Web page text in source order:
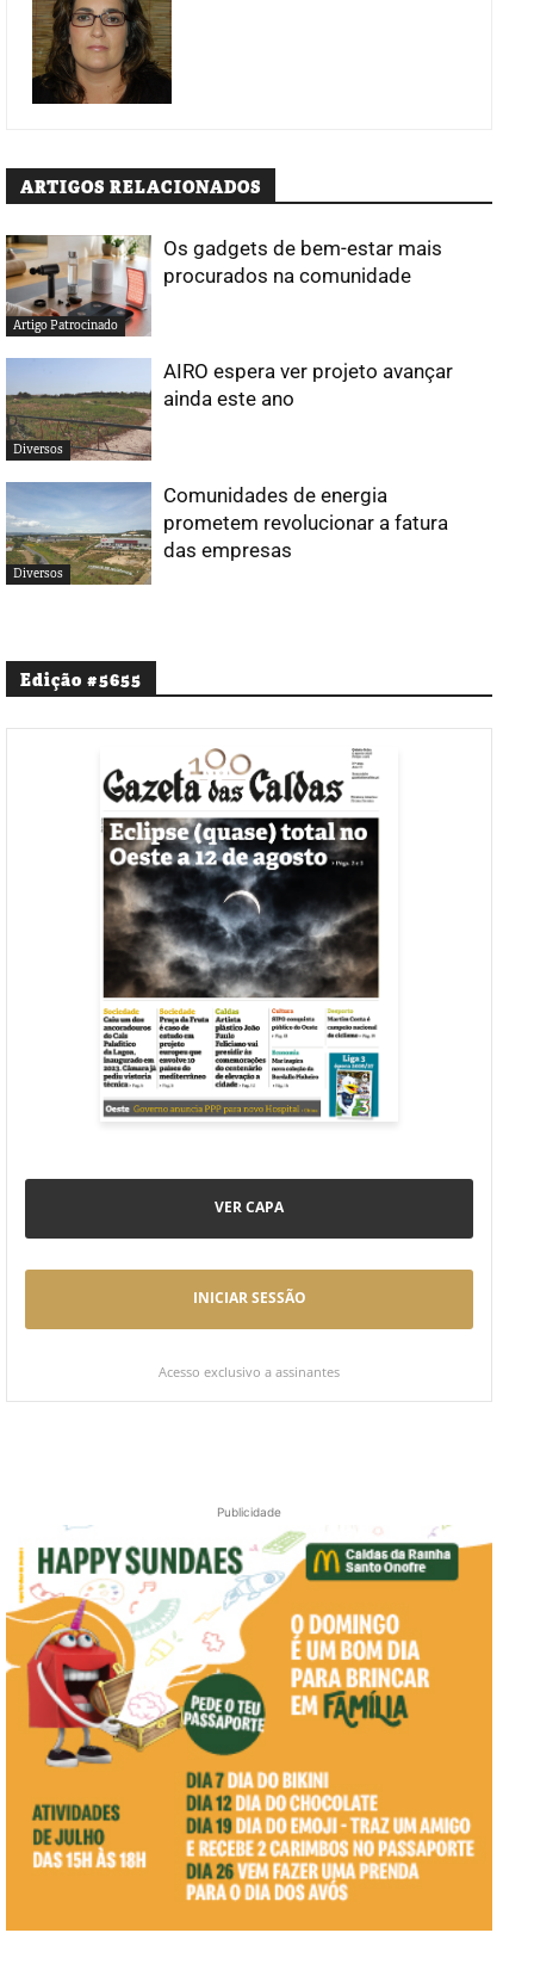
ARTIGOS RELACIONADOS
Artigo Patrocinado
Os gadgets de bem-estar mais
procurados na comunidade
Diversos
AIRO espera ver projeto avançar
ainda este ano
Diversos
Comunidades de energia
prometem revolucionar a fatura
das empresas
Edição #5655
VER CAPA
INICIAR SESSÃO
Acesso exclusivo a assinantes
Publicidade